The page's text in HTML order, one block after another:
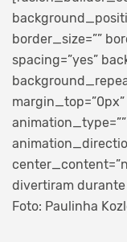
border_size=””
spacing=”yes”
margin_top=”0px”
divertiram durante
Foto: Paulinha